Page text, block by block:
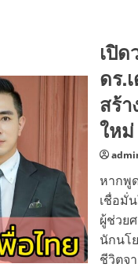
เปิ
ดร.
สร้
ใหม่
หากพู
เชื่อมั่
ผู้ช่วย
นักนโ
ชีวิตจ